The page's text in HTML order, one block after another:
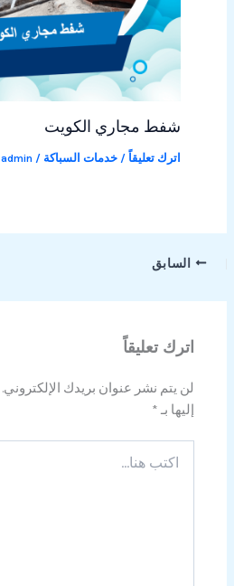
شفط مجاري الكويت
اترك تعليقاً / خدمات السباكة / By
admin
السابق
اترك تعليقاً
لن يتم نشر عنوان بريدك الإلكتروني.
إليها بـ *
هنا...